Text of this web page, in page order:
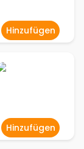
Hinzufügen
Hinzufügen